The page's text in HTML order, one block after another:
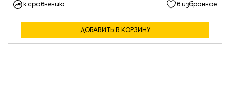
к сравнению в избранное
ДОБАВИТЬ В КОРЗИНУ